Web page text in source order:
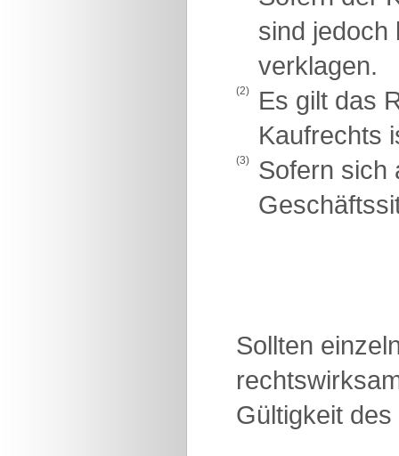
sind jedoch
verklagen.
(2)
Es gilt das
Kaufrechts
(3)
Sofern sich
Sollten
Gültigkeit